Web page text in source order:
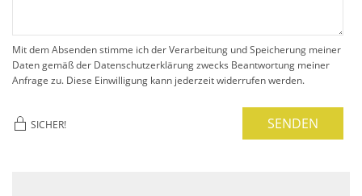
Mit dem Absenden stimme ich der Verarbeitung und Speicherung meiner
Daten gemäß der Datenschutzerklärung zwecks Beantwortung meiner
Anfrage zu. Diese Einwilligung kann jederzeit widerrufen werden.
SICHER! SENDEN